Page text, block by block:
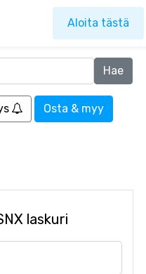
Aloita tästä
Osta & myy
laskuri